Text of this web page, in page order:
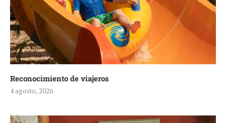
Reconocimiento de viajeros
4 agosto, 2026